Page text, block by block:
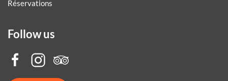
Réservations
Follow us